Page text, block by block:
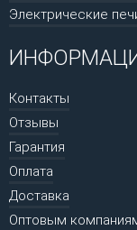
Электрические
Контакты
Отзывы
Гарантия
Оплата
Доставка
Оптовым